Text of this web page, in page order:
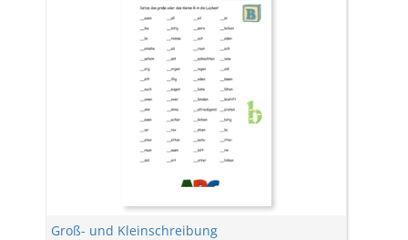
Groß- und Kleinschreibung